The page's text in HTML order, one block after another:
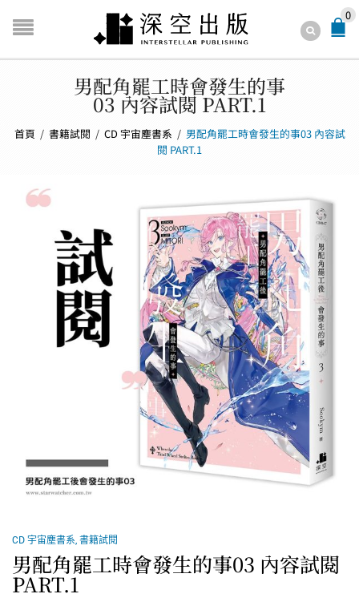
0
男配角罷工時會發生的事
03 內容試閱 PART.1
首頁 / 書籍試閱 / CD 宇宙塵書系 / 男配角罷工時會發生的事03 內容試
閱 PART.1
CD 宇宙塵書系 書籍試閱
男配角罷工時會發生的事03 內容試閱
PART.1